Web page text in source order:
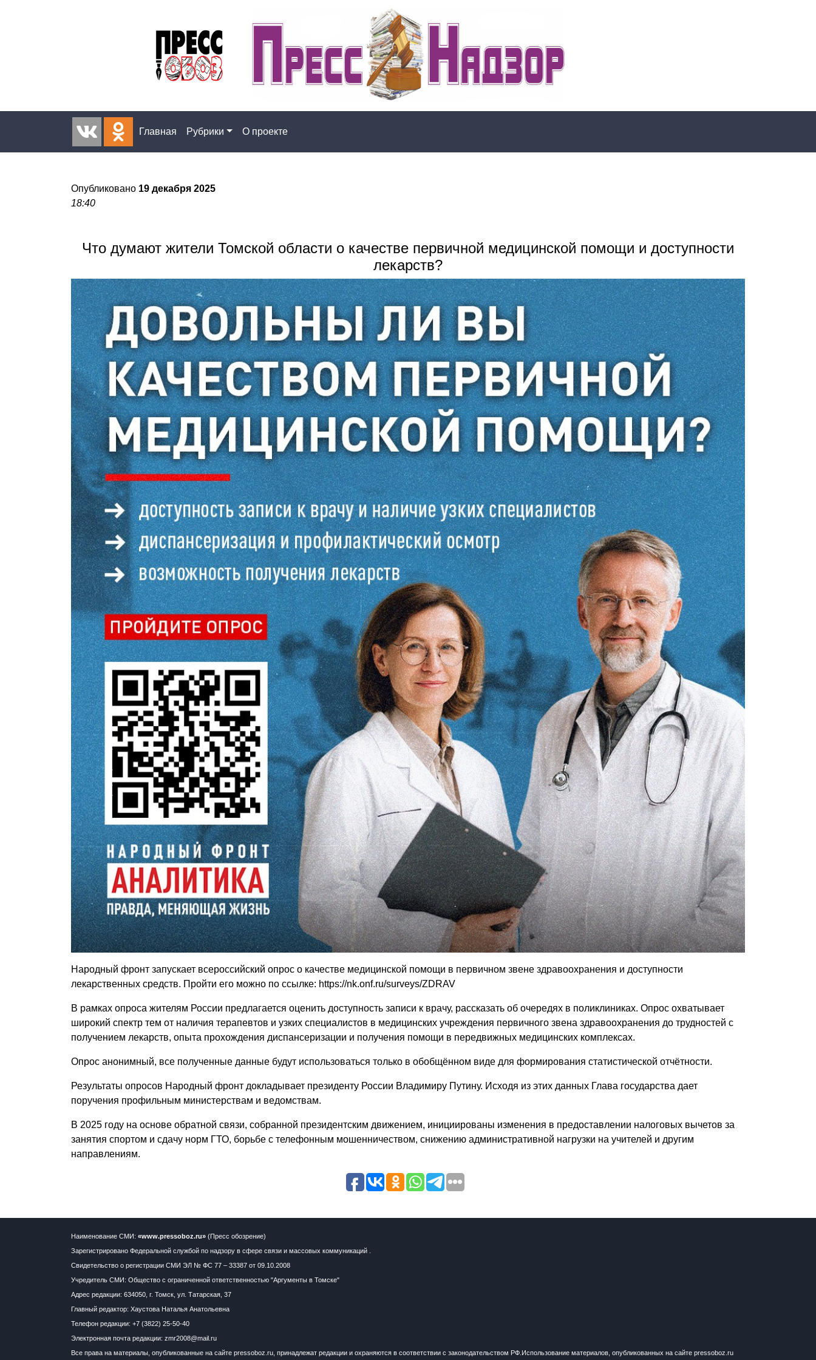
Главная Рубрики О проекте
Опубликовано 19 декабря 2025
18:40
Что думают жители Томской области о качестве первичной медицинской помощи и доступности
лекарств?⁠
Народный фронт запускает всероссийский опрос о качестве медицинской помощи в первичном звене здравоохранения и доступности
лекарственных средств. Пройти его можно по ссылке: https://nk.onf.ru/surveys/ZDRAV
В рамках опроса жителям России предлагается оценить доступность записи к врачу, рассказать об очередях в поликлиниках. Опрос охватывает
широкий спектр тем от наличия терапевтов и узких специалистов в медицинских учреждения первичного звена здравоохранения до трудностей с
получением лекарств, опыта прохождения диспансеризации и получения помощи в передвижных медицинских комплексах.
Опрос анонимный, все полученные данные будут использоваться только в обобщённом виде для формирования статистической отчётности.
Результаты опросов Народный фронт докладывает президенту России Владимиру Путину. Исходя из этих данных Глава государства дает
поручения профильным министерствам и ведомствам.
В 2025 году на основе обратной связи, собранной президентским движением, инициированы изменения в предоставлении налоговых вычетов за
занятия спортом и сдачу норм ГТО, борьбе с телефонным мошенничеством, снижению административной нагрузки на учителей и другим
направлениям.
Наименование СМИ: «www.pressoboz.ru» (Пресс обозрение)
Зарегистрировано Федеральной службой по надзору в сфере связи и массовых коммуникаций .
Свидетельство о регистрации СМИ ЭЛ № ФС 77 – 33387 от 09.10.2008
Учредитель СМИ: Общество с ограниченной ответственностью "Аргументы в Томске"
Адрес редакции: 634050, г. Томск, ул. Татарская, 37
Главный редактор: Хаустова Наталья Анатольевна
Телефон редакции: +7 (3822) 25-50-40
Электронная почта редакции: zmr2008@mail.ru
Все права на материалы, опубликованные на сайте pressoboz.ru, принадлежат редакции и охраняются в соответствии с законодательством РФ.Использование материалов, опубликованных на сайте pressoboz.ru